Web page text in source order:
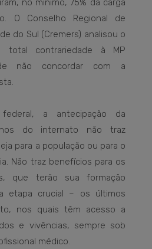
no mínimo, 75% da carga
O Conselho Regional de
do Sul (Cremers) analisou o
total contrariedade à MP
não concordar com a
a antecipação da
do internato não traz
para a população ou para o
Não traz benefícios para os
que terão sua formação
etapa crucial – os últimos
nos quais têm acesso a
e vivências, sempre sob
médico.